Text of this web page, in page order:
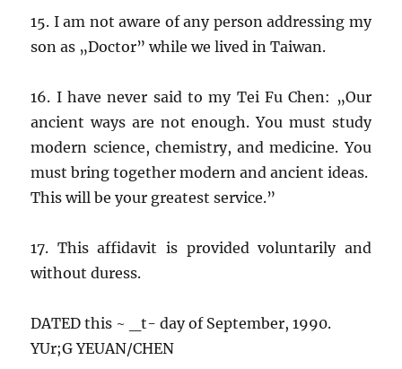
15. I am not aware of any person addressing my
son as „Doctor” while we lived in Taiwan.
16. I have never said to my Tei Fu Chen: „Our
ancient ways are not enough. You must study
modern science, chemistry, and medicine. You
must bring together modern and ancient ideas.
This will be your greatest service.”
17. This affidavit is provided voluntarily and
without duress.
DATED this ~ _t- day of September, 1990.
YUr;G YEUAN/CHEN